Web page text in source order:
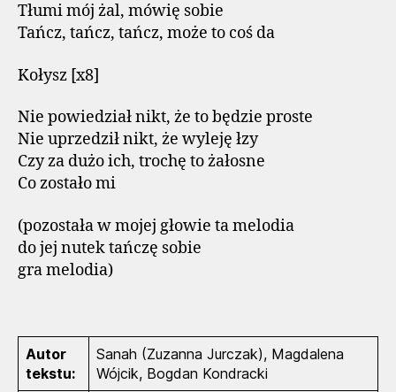
Tłumi mój żal, mówię sobie
Tańcz, tańcz, tańcz, może to coś da
Kołysz [x8]
Nie powiedział nikt, że to będzie proste
Nie uprzedził nikt, że wyleję łzy
Czy za dużo ich, trochę to żałosne
Co zostało mi
(pozostała w mojej głowie ta melodia
do jej nutek tańczę sobie
gra melodia)
Autor
tekstu:
Sanah (Zuzanna Jurczak), Magdalena
Wójcik, Bogdan Kondracki